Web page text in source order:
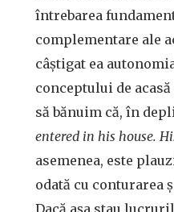
întrebarea
complementare ale
câștigat ea
conceptului de
să bănuim că, în
entered in his house.
asemenea, este
odată cu conturarea
Dacă așa stau